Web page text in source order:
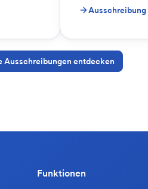
Ausschreibung
Ausschreibungen entdecken
Funktionen